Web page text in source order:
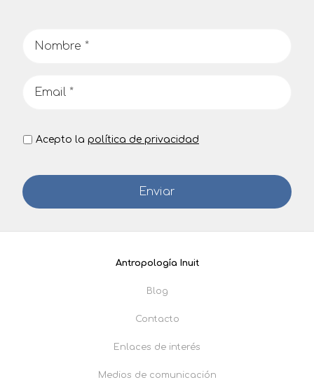
Acepto la política de privacidad
Antropología Inuit
Blog
Contacto
Enlaces de interés
Medios de comunicación